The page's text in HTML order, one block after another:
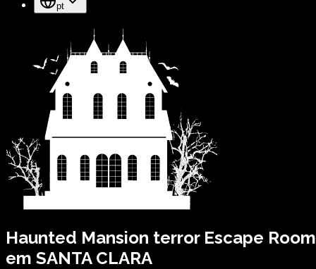
pt
Haunted Mansion terror Escape Room
em SANTA CLARA